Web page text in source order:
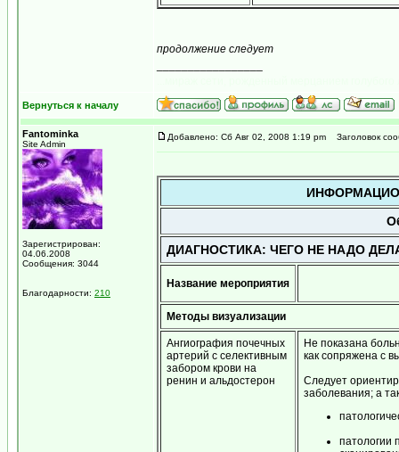
продолжение следует
Вернуться к началу
Fantominka
Site Admin
Зарегистрирован:
04.06.2008
Сообщения: 3044
Благодарности: 210
Добавлено: Сб Авг 02, 2008 1:19 pm Заголовок
ДИАГНОСТИКА: ЧЕГО НЕ НАДО
Название мероприятия
Методы визуализации
Ангиография почечных
артерий с селективным
забором крови на
ренин и альдостерон
Не показана
как сопряжена с
Следует
заболевания; а
патологии